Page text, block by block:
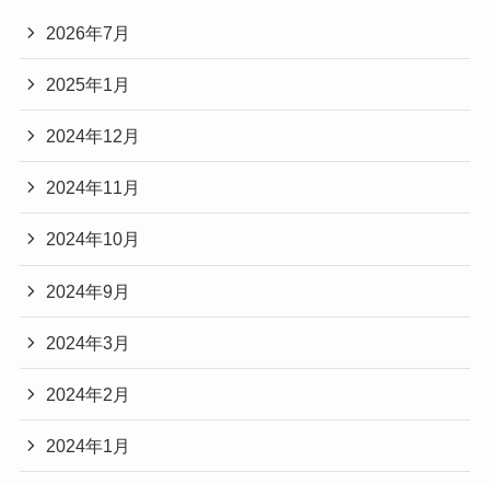
2026年7月
2025年1月
2024年12月
2024年11月
2024年10月
2024年9月
2024年3月
2024年2月
2024年1月